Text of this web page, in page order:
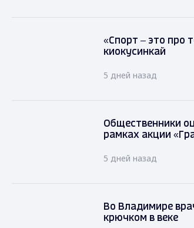
«Спорт – это про
киокусинкай
5 дней назад
Общественники
рамках акции
5 дней назад
Во Владимире
крючком в веке